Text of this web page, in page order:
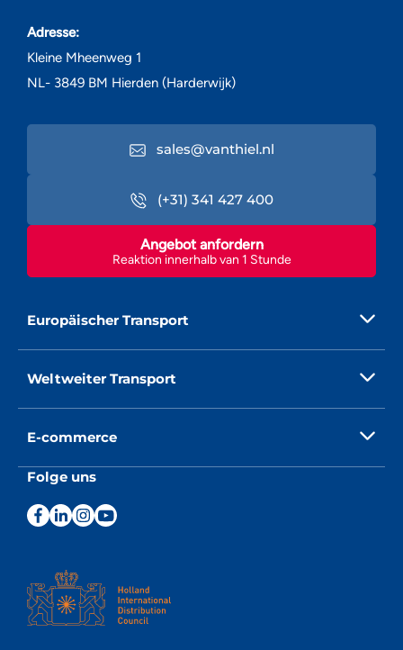
Adresse:
Kleine Mheenweg 1
NL- 3849 BM Hierden (Harderwijk)
sales@vanthiel.nl
(+31) 341 427 400
Reaktion innerhalb van 1 Stunde
Angebot anfordern
Europäischer Transport
Weltweiter Transport
E-commerce
Folge uns